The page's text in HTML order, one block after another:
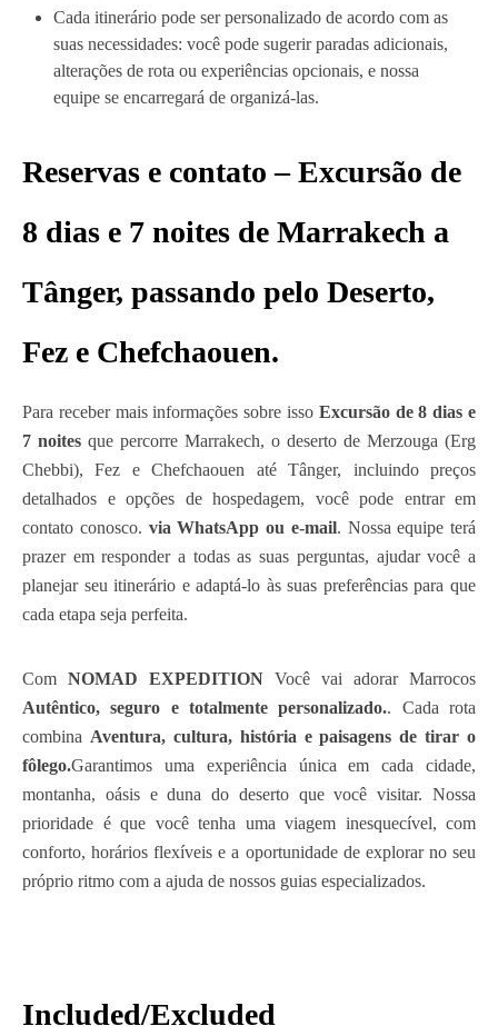
Cada itinerário pode ser personalizado de acordo com as
suas necessidades: você pode sugerir paradas adicionais,
alterações de rota ou experiências opcionais, e nossa
equipe se encarregará de organizá-las.
Reservas e contato – Excursão de
8 dias e 7 noites de Marrakech a
Tânger, passando pelo Deserto,
Fez e Chefchaouen.
Para receber mais informações sobre isso Excursão de 8 dias e
7 noites que percorre Marrakech, o deserto de Merzouga (Erg
Chebbi), Fez e Chefchaouen até Tânger, incluindo preços
detalhados e opções de hospedagem, você pode entrar em
contato conosco. via WhatsApp ou e-mail. Nossa equipe terá
prazer em responder a todas as suas perguntas, ajudar você a
planejar seu itinerário e adaptá-lo às suas preferências para que
cada etapa seja perfeita.
Com NOMAD EXPEDITION Você vai adorar Marrocos
Autêntico, seguro e totalmente personalizado.. Cada rota
combina Aventura, cultura, história e paisagens de tirar o
fôlego.Garantimos uma experiência única em cada cidade,
montanha, oásis e duna do deserto que você visitar. Nossa
prioridade é que você tenha uma viagem inesquecível, com
conforto, horários flexíveis e a oportunidade de explorar no seu
próprio ritmo com a ajuda de nossos guias especializados.
Included/Excluded